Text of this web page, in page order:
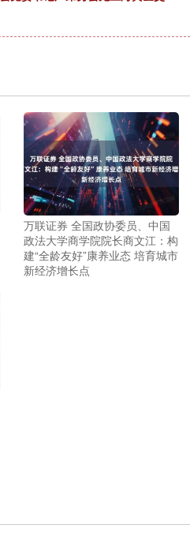
万联证券 全国政协委员、中国
政法大学商学院院长商文江：构
建“全龄友好”康养业态 培育城市
新经济增长点